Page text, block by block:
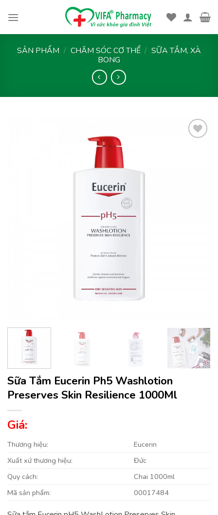
SẢN PHẨM / CHĂM SÓC CƠ THỂ / SỮA TẮM, XÀ
BONG
Sữa Tắm Eucerin Ph5 Washlotion
Preserves Skin Resilience 1000Ml
Giá:
Thương hiệu:
Eucerin
Xuất xứ thương hiệu:
Đức
Quy cách:
Chai 1000ml
Mã sản phẩm:
00017484